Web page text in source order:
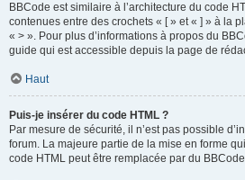
BBCode est similaire à l’architecture du code
contenues entre des crochets « [ » et « ] » à la
« > ». Pour plus d’informations à propos du
guide qui est accessible depuis la page de
Haut
Puis-je insérer du code HTML ?
Par mesure de sécurité, il n’est pas possible
forum. La majeure partie de la mise en forme
code HTML peut être remplacée par du